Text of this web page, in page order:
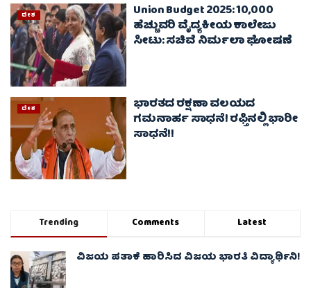
ದೇಶ Union Budget 2025: 10,000
ಹೆಚ್ಚುವರಿ ವೈದ್ಯಕೀಯ ಕಾಲೇಜು
ಸೀಟು: ಸಚಿವೆ ನಿರ್ಮಲಾ ಘೋಷಣೆ
ದೇಶ ಭಾರತದ ರಕ್ಷಣಾ ವಲಯದ
ಗಮನಾರ್ಹ ಸಾಧನೆ! ರಫ್ತಿನಲ್ಲಿ ಭಾರೀ
ಸಾಧನೆ!!
Trending Comments Latest
ವಿಜಯ ಪತಾಕೆ ಹಾರಿಸಿದ ವಿಜಯ ಭಾರತಿ ವಿದ್ಯಾರ್ಥಿನಿ!